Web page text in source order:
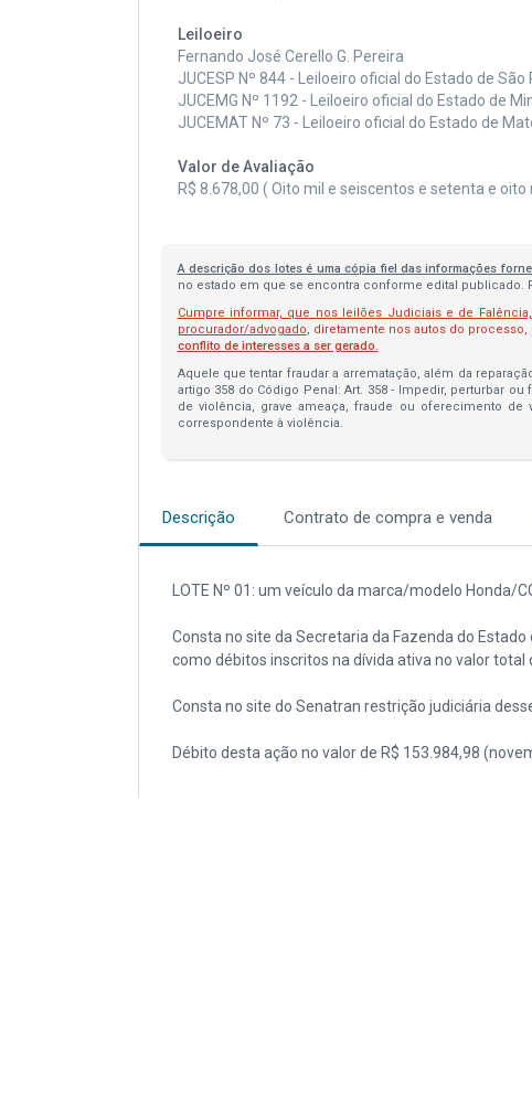
Leiloeiro
Fernando José Cerello G. Pereira
JUCESP Nº 844 - Leiloeiro oficial do Estado de São
JUCEMG Nº 1192 - Leiloeiro oficial do Estado de
JUCEMAT Nº 73 - Leiloeiro oficial do Estado de
Valor de Avaliação
R$ 8.678,00 ( Oito mil e seiscentos e setenta e oito
A descrição dos lotes é uma cópia fiel das informações
no estado em que se encontra conforme edital publicado.
Cumpre informar, que nos leilões Judiciais e de
procurador/advogado, diretamente nos autos do
conflito de interesses a ser gerado.
Aquele que tentar fraudar a arrematação, além da
artigo 358 do Código Penal: Art. 358 - Impedir, perturbar
de violência, grave ameaça, fraude ou oferecimento
correspondente à violência.
Descrição Contrato de compra e venda
LOTE Nº 01: um veículo da marca/modelo Honda/
Consta no site da Secretaria da Fazenda do
como débitos inscritos na dívida ativa no valor total
Consta no site do Senatran restrição judiciária
Débito desta ação no valor de R$ 153.984,98